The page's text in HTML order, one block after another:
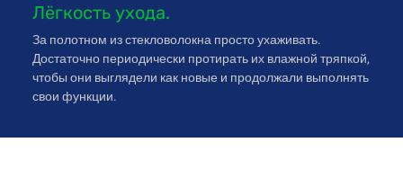
Лёгкость ухода.
За полотном из стекловолокна просто ухаживать.
Достаточно периодически протирать их влажной тряпкой,
чтобы они выглядели как новые и продолжали выполнять
свои функции.